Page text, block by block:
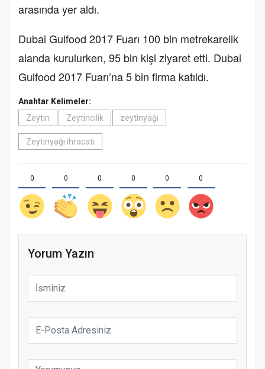
arasında yer aldı.
Dubai Gulfood 2017 Fuarı 100 bin metrekarelik
alanda kurulurken, 95 bin kişi ziyaret etti. Dubai
Gulfood 2017 Fuarı’na 5 bin firma katıldı.
Anahtar Kelimeler:
Zeytin
Zeytincilik zeytinyağı
Zeytinyağı ihracatı
0 0 0 0 0 0
Yorum Yazın